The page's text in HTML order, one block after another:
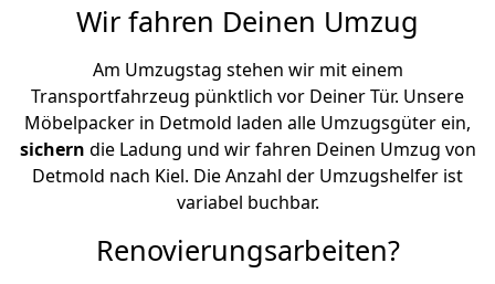
Wir fahren Deinen Umzug
Am Umzugstag stehen wir mit einem
Transportfahrzeug pünktlich vor Deiner Tür. Unsere
Möbelpacker in Detmold laden alle Umzugsgüter ein,
sichern die Ladung und wir fahren Deinen Umzug von
Detmold nach Kiel. Die Anzahl der Umzugshelfer ist
variabel buchbar.
Renovierungsarbeiten?